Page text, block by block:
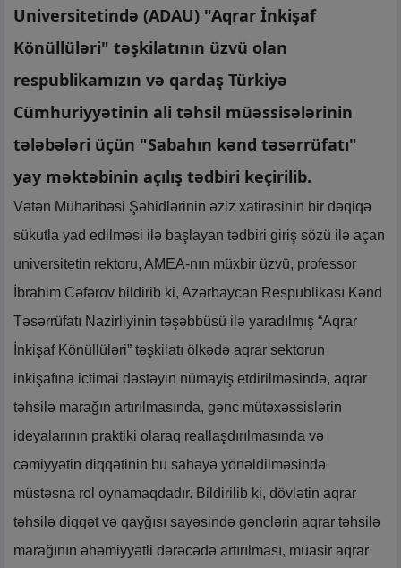
Universitetində (ADAU) "Aqrar İnkişaf
Könüllüləri" təşkilatının üzvü olan
respublikamızın və qardaş Türkiyə
Cümhuriyyətinin ali təhsil müəssisələrinin
tələbələri üçün "Sabahın kənd təsərrüfatı"
yay məktəbinin açılış tədbiri keçirilib.
Vətən Müharibəsi Şəhidlərinin əziz xatirəsinin bir dəqiqə
sükutla yad edilməsi ilə başlayan tədbiri giriş sözü ilə açan
universitetin rektoru, AMEA-nın müxbir üzvü, professor
İbrahim Cəfərov bildirib ki, Azərbaycan Respublikası Kənd
Təsərrüfatı Nazirliyinin təşəbbüsü ilə yaradılmış “Aqrar
İnkişaf Könüllüləri” təşkilatı ölkədə aqrar sektorun
inkişafına ictimai dəstəyin nümayiş etdirilməsində, aqrar
təhsilə marağın artırılmasında, gənc mütəxəssislərin
ideyalarının praktiki olaraq reallaşdırılmasında və
cəmiyyətin diqqətinin bu sahəyə yönəldilməsində
müstəsna rol oynamaqdadır. Bildirilib ki, dövlətin aqrar
təhsilə diqqət və qayğısı sayəsində gənclərin aqrar təhsilə
marağının əhəmiyyətli dərəcədə artırılması, müasir aqrar